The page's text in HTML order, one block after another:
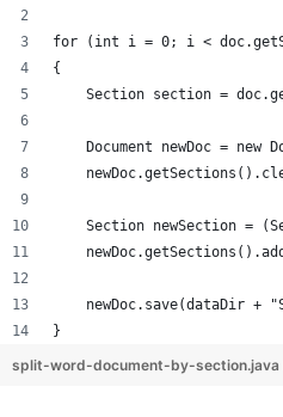
for (int i = 0; i <
{
Section section =
Document newDoc = new
Section newSection =
newDoc.save(dataDir +
}
split-word-document-by-section.java